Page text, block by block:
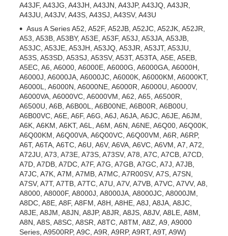
A43JF, A43JG, A43JH, A43JN, A43JP, A43JQ, A43JR,
A43JU, A43JV, A43S, A43SJ, A43SV, A43U
Asus A Series A52, A52F, A52JB, A52JC, A52JK, A52JR,
A53, A53B, A53BY, A53E, A53F, A53J, A53JA, A53JB,
A53JC, A53JE, A53JH, A53JQ, A53JR, A53JT, A53JU,
A53S, A53SD, A53SJ, A53SV, A53T, A53TA, A5E, A5EB,
A5EC, A6, A6000, A6000E, A6000G, A6000GA, A6000H,
A6000J, A6000JA, A6000JC, A6000K, A6000KM, A6000KT,
A6000L, A6000N, A6000NE, A6000R, A6000U, A6000V,
A6000VA, A6000VC, A6000VM, A62, A65, A6500R,
A6500U, A6B, A6B00L, A6B00NE, A6B00R, A6B00U,
A6B00VC, A6E, A6F, A6G, A6J, A6JA, A6JC, A6JE, A6JM,
A6K, A6KM, A6KT, A6L, A6M, A6N, A6NE, A6Q00, A6Q00K,
A6Q00KM, A6Q00VA, A6Q00VC, A6Q00VM, A6R, A6RP,
A6T, A6TA, A6TC, A6U, A6V, A6VA, A6VC, A6VM, A7, A72,
A72JU, A73, A73E, A73S, A73SV, A78, A7C, A7CB, A7CD,
A7D, A7DB, A7DC, A7F, A7G, A7GB, A7GC, A7J, A7JB,
A7JC, A7K, A7M, A7MB, A7MC, A7R00SV, A7S, A7SN,
A7SV, A7T, A7TB, A7TC, A7U, A7V, A7VB, A7VC, A7VV, A8,
A8000, A8000F, A8000J, A8000JA, A8000JC, A8000JM,
A8DC, A8E, A8F, A8FM, A8H, A8HE, A8J, A8JA, A8JC,
A8JE, A8JM, A8JN, A8JP, A8JR, A8JS, A8JV, A8LE, A8M,
A8N, A8S, A8SC, A8SR, A8TC, A8TM, A8Z, A9, A9000
Series, A9500RP, A9C, A9R, A9RP, A9RT, A9T, A9W)